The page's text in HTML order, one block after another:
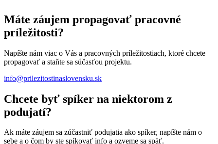
ODVETVÍ
Máte záujem propagovať pracovné
príležitosti?
Napíšte nám viac o Vás a pracovných príležitostiach, ktoré chcete
propagovať a staňte sa súčasťou projektu.
info@prilezitostinaslovensku.sk
Chcete byť spíker na niektorom z
podujatí?
Ak máte záujem sa zúčastniť podujatia ako spíker, napíšte nám o
sebe a o čom by ste spíkovať info a ozveme sa späť.